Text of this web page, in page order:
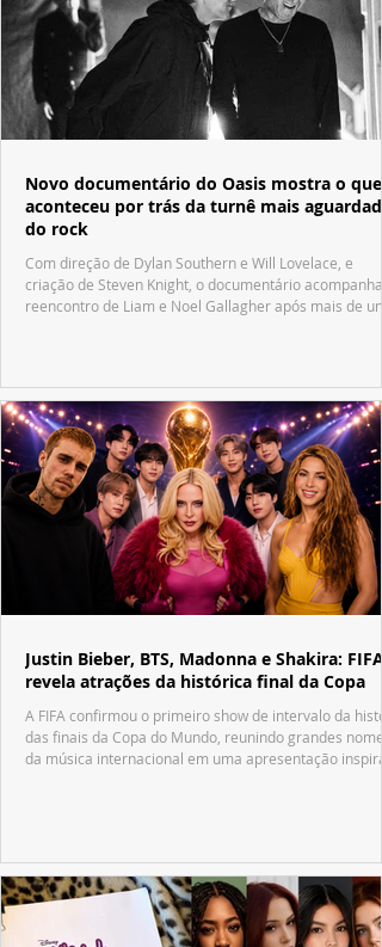
Novo documentário do Oasis mostra o que
aconteceu por trás da turnê mais aguardada
do rock
Com direção de Dylan Southern e Will Lovelace, e
criação de Steven Knight, o documentário acompanha
reencontro de Liam e Noel Gallagher após mais de
Justin Bieber, BTS, Madonna e Shakira: FIFA
revela atrações da histórica final da Copa
A FIFA confirmou o primeiro show de intervalo da
das finais da Copa do Mundo, reunindo grandes nomes
da música internacional em uma apresentação